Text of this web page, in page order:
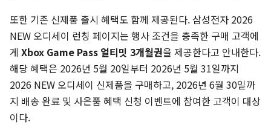
또한 기존 신제품 출시 혜택도 함께 제공된다. 삼성전자 2026
NEW 오디세이 런칭 페이지는 행사 조건을 충족한 구매 고객에
게 Xbox Game Pass 얼티밋 3개월권을 제공한다고 안내한다.
해당 혜택은 2026년 5월 20일부터 2026년 5월 31일까지
2026 NEW 오디세이 신제품을 구매하고, 2026년 6월 30일까
지 배송 완료 및 사은품 혜택 신청 이벤트에 참여한 고객이 대상
이다.